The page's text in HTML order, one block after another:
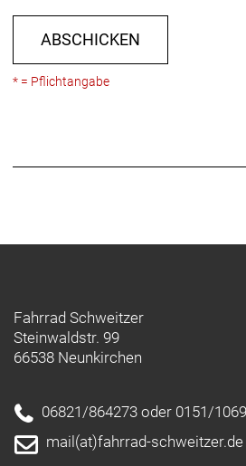
ABSCHICKEN
* = Pflichtangabe
Fahrrad Schweitzer
Steinwaldstr. 99
66538 Neunkirchen
06821/864273 oder 0151/
mail(at)fahrrad-schweitzer.de